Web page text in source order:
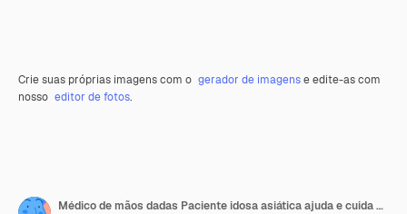
Crie suas próprias imagens com o gerador de imagense edite-as com
nosso editor de fotos.
Médico de mãos dadas Paciente idosa asiática ajuda e cuida no hospital